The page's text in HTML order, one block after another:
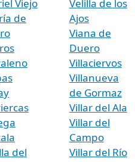
Viejo
de
del
Velilla de los
Ajos
Viana de
Duero
Villaciervos
Villanueva
de Gormaz
Villar del Ala
Villar del
Campo
Villar del Río